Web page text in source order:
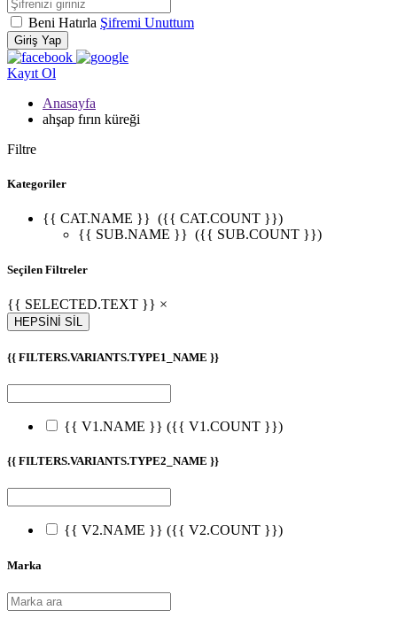
Beni Hatırla Şifremi Unuttum
Giriş Yap
Kayıt Ol
Anasayfa
ahşap fırın küreği
Filtre
Kategoriler
{{ CAT.NAME }} ({{ CAT.COUNT }})
{{ SUB.NAME }} ({{ SUB.COUNT }})
Seçilen Filtreler
{{ SELECTED.TEXT }} ×
HEPSİNİ SİL
{{ FILTERS.VARIANTS.TYPE1_NAME }}
{{ V1.NAME }} ({{ V1.COUNT }})
{{ FILTERS.VARIANTS.TYPE2_NAME }}
{{ V2.NAME }} ({{ V2.COUNT }})
Marka